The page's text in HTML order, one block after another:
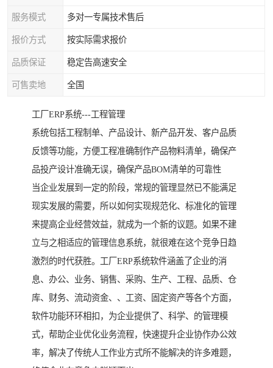
服务模式 多对一专属技术售后
报价方式 按实际需求报价
品质保证 稳定告高速安全
可售卖地 全国
工厂ERP系统---工程管理
系统包括工程制单、产品设计、新产品开发、客户品质
反馈等功能，方便工程准确制作产品物料清单，确保产
品投产设计准确无误，确保产品BOM清单的可靠性
当企业发展到一定的阶段，常规的管理显然已不能满足
现实发展的需要，所以如何实现规范化、标准化的管理
来提高企业经营效益，就成为一个新的议题。如果不建
立与之相适应的管理信息系统，就很难在这个竞争日趋
激烈的时代获胜。工厂ERP系统软件涵盖了企业的消
息、办公、业务、销售、采购、生产、工程、品质、仓
库、财务、流动资金、、工资、固定资产等各个方面，
软件功能环环相扣，为企业提供了、科学、的管理模
式，帮助企业优化业务流程，快速提升企业协作办公效
率，解决了传统人工作业方式所不能解决的许多难题，